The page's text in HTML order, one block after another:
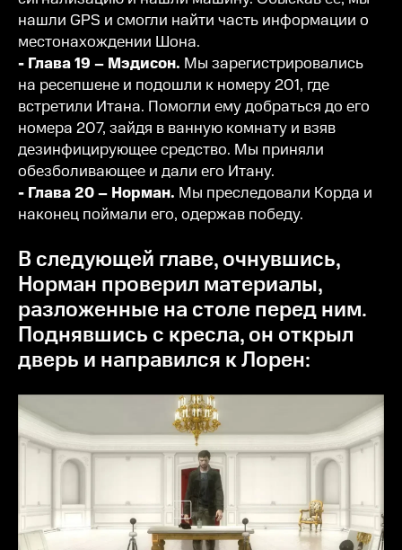
нашли GPS и смогли найти часть информации о
местонахождении Шона.
- Глава 19 – Мэдисон. Мы зарегистрировались
на ресепшене и подошли к номеру 201, где
встретили Итана. Помогли ему добраться до его
номера 207, зайдя в ванную комнату и взяв
дезинфицирующее средство. Мы приняли
обезболивающее и дали его Итану.
- Глава 20 – Норман. Мы преследовали Корда и
наконец поймали его, одержав победу.
В следующей главе, очнувшись,
Норман проверил материалы,
разложенные на столе перед ним.
Поднявшись с кресла, он открыл
дверь и направился к Лорен: